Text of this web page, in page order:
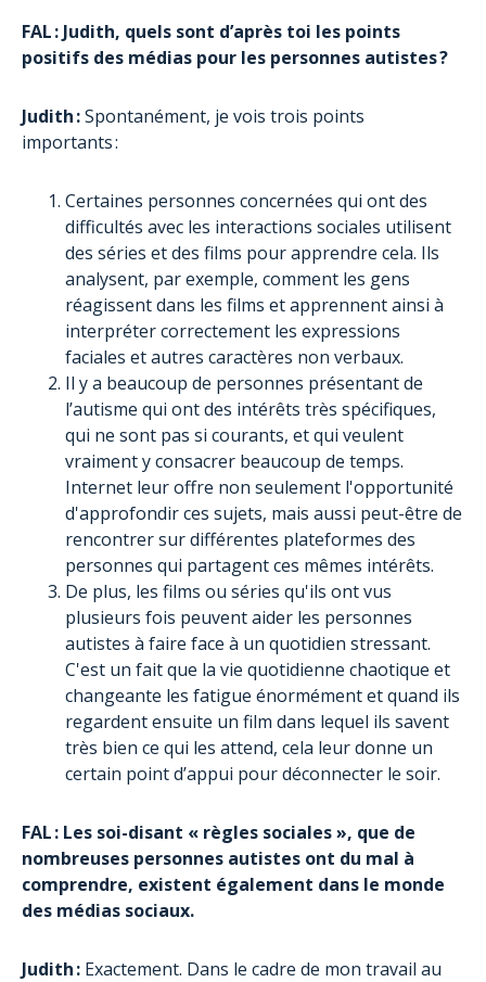
FAL : Judith, quels sont d’après toi les points
positifs des médias pour les personnes autistes ?
Judith :Spontanément, je vois trois points
importants :
Certaines personnes concernées qui ont des
difficultés avec les interactions sociales utilisent
des séries et des films pour apprendre cela. Ils
analysent, par exemple, comment les gens
réagissent dans les films et apprennent ainsi à
interpréter correctement les expressions
faciales et autres caractères non verbaux.
Il y a beaucoup de personnes présentant de
l’autisme qui ont des intérêts très spécifiques,
qui ne sont pas si courants, et qui veulent
vraiment y consacrer beaucoup de temps.
Internet leur offre non seulement l'opportunité
d'approfondir ces sujets, mais aussi peut-être de
rencontrer sur différentes plateformes des
personnes qui partagent ces mêmes intérêts.
De plus, les films ou séries qu'ils ont vus
plusieurs fois peuvent aider les personnes
autistes à faire face à un quotidien stressant.
C'est un fait que la vie quotidienne chaotique et
changeante les fatigue énormément et quand ils
regardent ensuite un film dans lequel ils savent
très bien ce qui les attend, cela leur donne un
certain point d’appui pour déconnecter le soir.
FAL : Les soi-disant « règles sociales », que de
nombreuses personnes autistes ont du mal à
comprendre, existent également dans le monde
des médias sociaux.
Judith : Exactement. Dans le cadre de mon travail au